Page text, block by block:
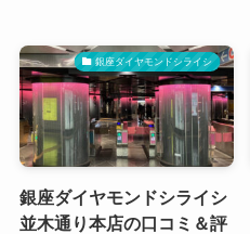
銀座ダイヤモンドシライシ
銀座ダイヤモンドシライシ
並木通り本店の口コミ＆評